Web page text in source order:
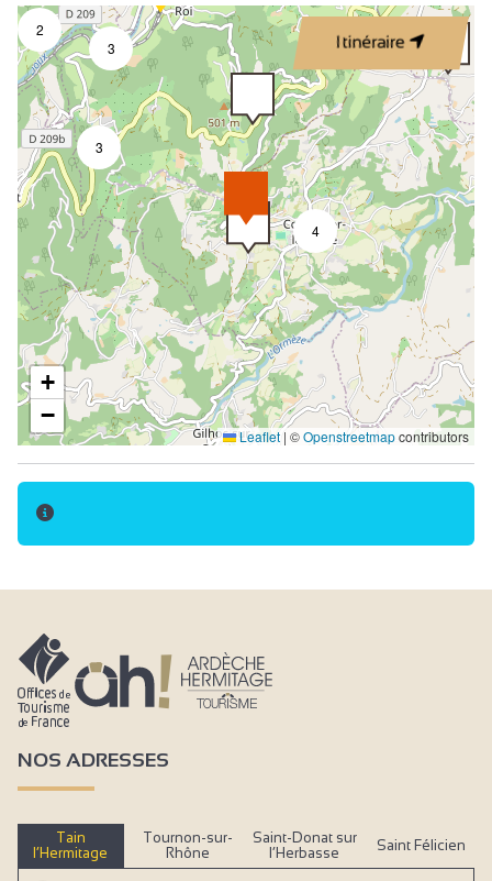
Itinéraire
4
3
2
3
+
−
Leaflet | ©Openstreetmapcontributors
NOS ADRESSES
Tain
l’Hermitage
Tournon-sur-
Rhône
Saint-Donat sur
l’Herbasse
Saint Félicien